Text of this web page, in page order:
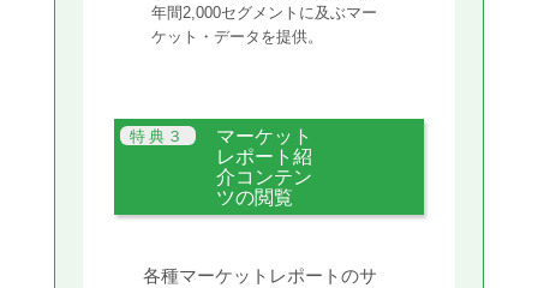
年間2,000セグメントに及ぶマー
ケット・データを提供。
マーケット
レポート紹
介コンテン
ツの閲覧
各種マーケットレポートのサ